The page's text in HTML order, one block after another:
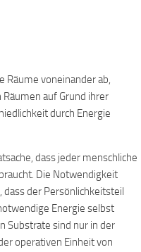
Räume voneinander ab,
auf Grund ihrer
durch Energie
dass jeder menschliche
Die Notwendigkeit
der Persönlichkeitsteil
Energie selbst
Substrate sind nur in der
operativen Einheit von